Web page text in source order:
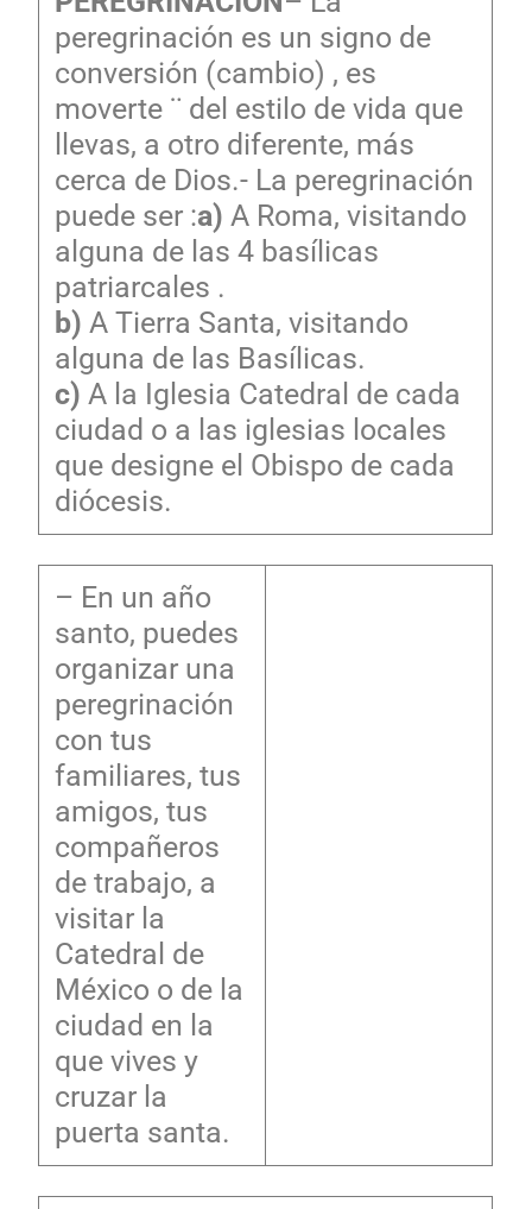
peregrinación es un signo de
conversión (cambio) , es
moverte ¨ del estilo de vida que
llevas, a otro diferente, más
cerca de Dios.- La peregrinación
puede ser :a) A Roma, visitando
alguna de las 4 basílicas
patriarcales .
b) A Tierra Santa, visitando
alguna de las Basílicas.
c) A la Iglesia Catedral de cada
ciudad o a las iglesias locales
que designe el Obispo de cada
diócesis.
– En un año
santo, puedes
organizar una
peregrinación
con tus
familiares, tus
amigos, tus
compañeros
de trabajo, a
visitar la
Catedral de
México o de la
ciudad en la
que vives y
cruzar la
puerta santa.